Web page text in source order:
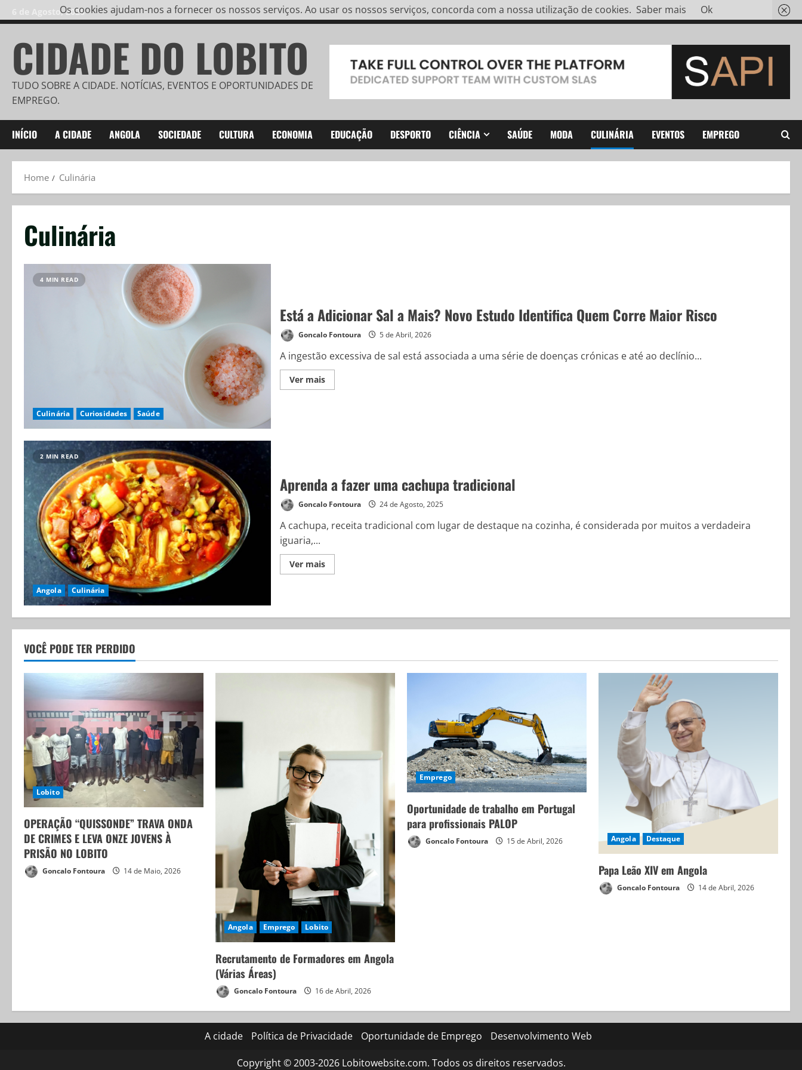
6 de Agosto, 2026
CIDADE DO LOBITO
TUDO SOBRE A CIDADE. NOTÍCIAS, EVENTOS E OPORTUNIDADES DE
EMPREGO.
INÍCIO A CIDADE ANGOLA SOCIEDADE CULTURA ECONOMIA EDUCAÇÃO DESPORTO CIÊNCIA SAÚDE MODA CULINÁRIA EVENTOS EMPREGO
Home Culinária
Culinária
4 MIN READ
Culinária Curiosidades Saúde
Está a Adicionar Sal a Mais? Novo Estudo Identifica Quem Corre Maior Risco
Goncalo Fontoura 5 de Abril, 2026
A ingestão excessiva de sal está associada a uma série de doenças crónicas e até ao declínio...
Ver mais
2 MIN READ
Angola Culinária
Aprenda a fazer uma cachupa tradicional
Goncalo Fontoura 24 de Agosto, 2025
A cachupa, receita tradicional com lugar de destaque na cozinha, é considerada por muitos a verdadeira
iguaria,...
Ver mais
VOCÊ PODE TER PERDIDO
Lobito
OPERAÇÃO “QUISSONDE” TRAVA ONDA
DE CRIMES E LEVA ONZE JOVENS À
PRISÃO NO LOBITO
Goncalo Fontoura 14 de Maio, 2026
Angola Emprego Lobito
Recrutamento de Formadores em Angola
(Várias Áreas)
Goncalo Fontoura 16 de Abril, 2026
Emprego
Oportunidade de trabalho em Portugal
para profissionais PALOP
Goncalo Fontoura 15 de Abril, 2026 Angola Destaque
Papa Leão XIV em Angola
Goncalo Fontoura 14 de Abril, 2026
A cidade Política de Privacidade Oportunidade de Emprego Desenvolvimento Web
Copyright © 2003-2026 Lobitowebsite.com. Todos os direitos reservados.
Os cookies ajudam-nos a fornecer os nossos serviços. Ao usar os nossos serviços, concorda com a nossa utilização de cookies. Saber mais Ok